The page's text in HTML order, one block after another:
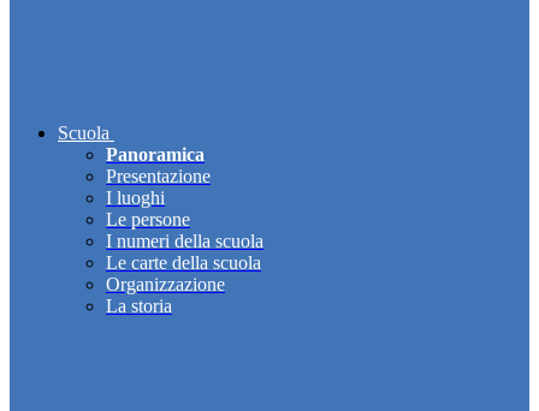
Scuola
Panoramica
Presentazione
I luoghi
Le persone
I numeri della scuola
Le carte della scuola
Organizzazione
La storia